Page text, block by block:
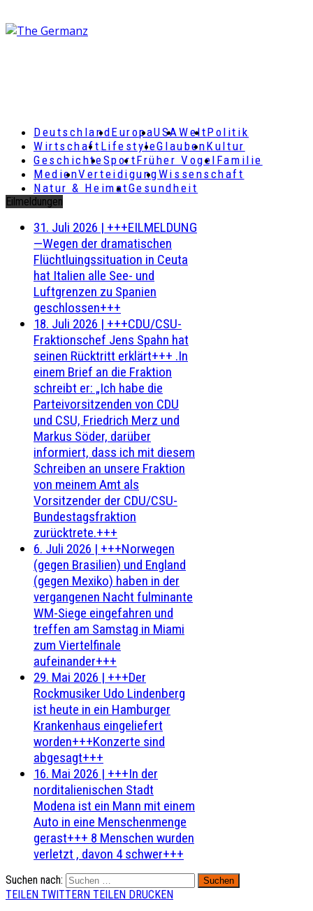
DeutschlandEuropaUSAWeltPolitik
Wirtschaft LifestyleGlaubenKultur
GeschichteSportFrüher Vogel Familie
MedienVerteidigungWissenschaft
Natur & HeimatGesundheit
Eilmeldungen
31. Juli 2026 | +++EILMELDUNG
—Wegen der dramatischen
Flüchtluingssituation in Ceuta
hat Italien alle See- und
Luftgrenzen zu Spanien
geschlossen+++
18. Juli 2026 | +++CDU/CSU-
Fraktionschef Jens Spahn hat
seinen Rücktritt erklärt+++ .In
einem Brief an die Fraktion
schreibt er: „Ich habe die
Parteivorsitzenden von CDU
und CSU, Friedrich Merz und
Markus Söder, darüber
informiert, dass ich mit diesem
Schreiben an unsere Fraktion
von meinem Amt als
Vorsitzender der CDU/CSU-
Bundestagsfraktion
zurücktrete.+++
6. Juli 2026 | +++Norwegen
(gegen Brasilien) und England
(gegen Mexiko) haben in der
vergangenen Nacht fulminante
WM-Siege eingefahren und
treffen am Samstag in Miami
zum Viertelfinale
aufeinander+++
29. Mai 2026 | +++Der
Rockmusiker Udo Lindenberg
ist heute in ein Hamburger
Krankenhaus eingeliefert
worden+++Konzerte sind
abgesagt+++
16. Mai 2026 | +++In der
norditalienischen Stadt
Modena ist ein Mann mit einem
Auto in eine Menschenmenge
gerast+++ 8 Menschen wurden
verletzt , davon 4 schwer+++
Suchen nach:
TEILEN TWITTERN TEILEN DRUCKEN